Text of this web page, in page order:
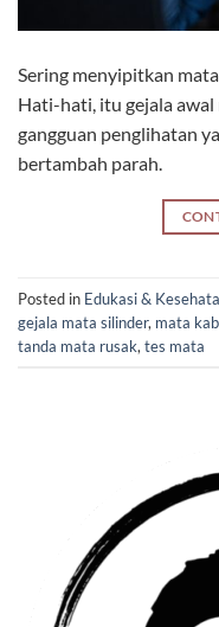
Sering menyipitkan
Hati-hati, itu gejala
gangguan penglihatan
bertambah parah.
Posted in Edukasi &
gejala mata silinder, mata
tanda mata rusak, tes mata